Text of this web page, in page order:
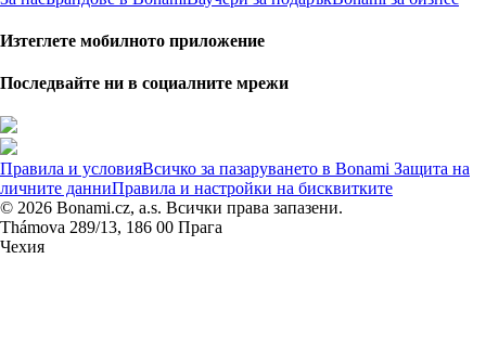
Изтеглете мобилното приложение
Последвайте ни в социалните мрежи
Правила и условияВсичко за пазаруването в Bonami Защита на
личните данниПравила и настройки на бисквитките
© 2026 Bonami.cz, a.s. Всички права запазени.
Thámova 289/13, 186 00 Прага
Чехия